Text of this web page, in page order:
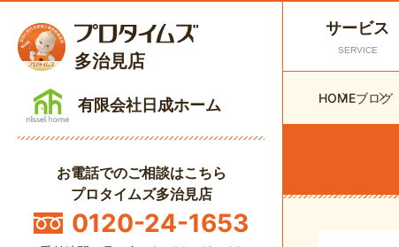
多治見店
有限会社日成ホーム
お電話でのご相談はこちら
プロタイムズ多治見店
0120-24-1653
サービス
SERVICE
HOMEブログ